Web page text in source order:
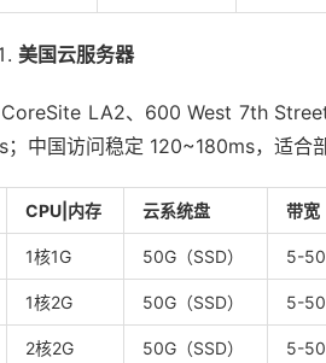
美国云服务器
LA2、600 West 7th
；中国访问稳定 120~180ms，适合
CPU|内存 云系统盘 带宽
1核1G 50G（SSD） 5-
1核2G 50G（SSD） 5-
2核2G 50G（SSD） 5-